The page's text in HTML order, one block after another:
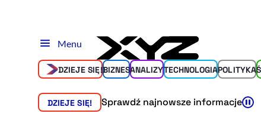
Menu
DZIEJE SIĘ!BIZNESANALIZYTECHNOLOGIAPOLITYKA
DZIEJE SIĘ! Sprawdź najnowsze informacje